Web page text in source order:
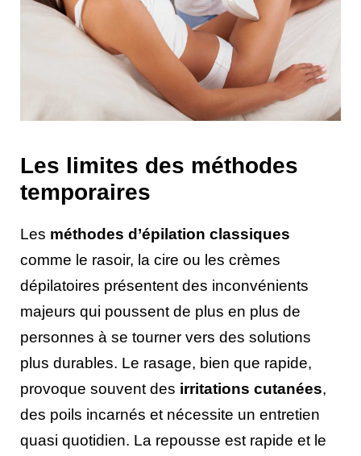
Les limites des méthodes
temporaires
Les méthodes d’épilation classiques
comme le rasoir, la cire ou les crèmes
dépilatoires présentent des inconvénients
majeurs qui poussent de plus en plus de
personnes à se tourner vers des solutions
plus durables. Le rasage, bien que rapide,
provoque souvent des irritations cutanées,
des poils incarnés et nécessite un entretien
quasi quotidien. La repousse est rapide et le